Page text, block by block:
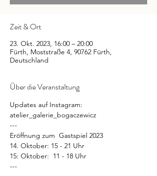
Zeit & Ort
23. Okt. 2023, 16:00 – 20:00
Fürth, Moststraße 4, 90762 Fürth,
Deutschland
Über die Veranstaltung
Updates auf Instagram:
atelier_galerie_bogaczewicz
---
Eröffnung zum  Gastspiel 2023
14. Oktober: 15 - 21 Uhr
15: Oktober:  11 - 18 Uhr
---